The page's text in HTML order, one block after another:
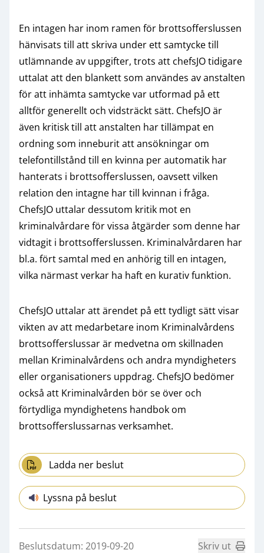
En intagen har inom ramen för brottsofferslussen
hänvisats till att skriva under ett samtycke till
utlämnande av uppgifter, trots att chefsJO tidigare
uttalat att den blankett som användes av anstalten
för att inhämta samtycke var utformad på ett
alltför generellt och vidsträckt sätt. ChefsJO är
även kritisk till att anstalten har tillämpat en
ordning som inneburit att ansökningar om
telefontillstånd till en kvinna per automatik har
hanterats i brottsofferslussen, oavsett vilken
relation den intagne har till kvinnan i fråga.
ChefsJO uttalar dessutom kritik mot en
kriminalvårdare för vissa åtgärder som denne har
vidtagit i brottsofferslussen. Kriminalvårdaren har
bl.a. fört samtal med en anhörig till en intagen,
vilka närmast verkar ha haft en kurativ funktion.
ChefsJO uttalar att ärendet på ett tydligt sätt visar
vikten av att medarbetare inom Kriminalvårdens
brottsofferslussar är medvetna om skillnaden
mellan Kriminalvårdens och andra myndigheters
eller organisationers uppdrag. ChefsJO bedömer
också att Kriminalvården bör se över och
förtydliga myndighetens handbok om
brottsofferslussarnas verksamhet.
Ladda ner beslut
Lyssna på beslut
Beslutsdatum: 2019-09-20 Skriv ut